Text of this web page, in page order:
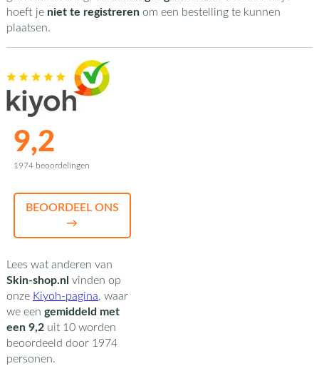
hoeft je niet te registrerenom een bestelling te kunnen
plaatsen.
9,2
1974 beoordelingen
BEOORDEEL ONS
→
Lees wat anderen van
Skin-shop.nl vinden op
onze Kiyoh-pagina, waar
we een gemiddeld met
een 9,2uit 10worden
beoordeeld door 1974
personen.